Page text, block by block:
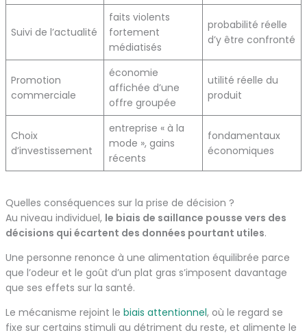
Suivi de l’actualité
faits violents
fortement
médiatisés
probabilité réelle
d’y être confronté
Promotion
commerciale
économie
affichée d’une
offre groupée
utilité réelle du
produit
Choix
d’investissement
entreprise « à la
mode », gains
récents
fondamentaux
économiques
Quelles conséquences sur la prise de décision ?
Au niveau individuel, le biais de saillance pousse vers des
décisions qui écartent des données pourtant utiles.
Une personne renonce à une alimentation équilibrée parce
que l’odeur et le goût d’un plat gras s’imposent davantage
que ses effets sur la santé.
Le mécanisme rejoint le biais attentionnel, où le regard se
fixe sur certains stimuli au détriment du reste, et alimente le